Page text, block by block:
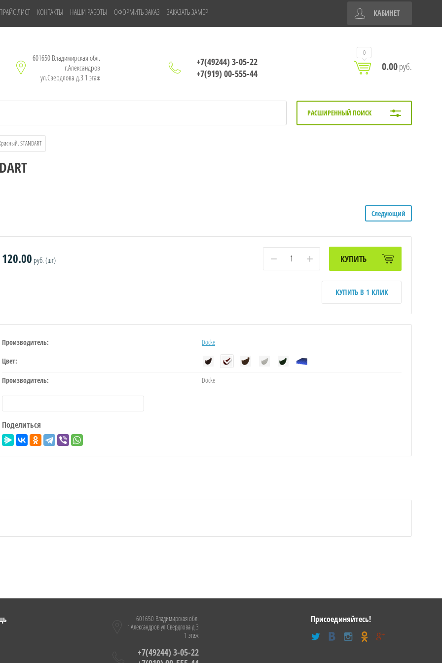
ЛИСТ КОНТАКТЫ НАШИ РАБОТЫ ОФОРМИТЬ ЗАКАЗ ЗАКАЗАТЬ ЗАМЕР КАБИНЕТ
601650 Владимирская обл.
г.Александров
ул.Свердлова д.3 1 этаж
+7(49244) 3-05-22
+7(919) 00-555-44
0
0.00руб.
РАСШИРЕННЫЙ ПОИСК
STANDART
Следующий
120.00 руб. (шт) − + КУПИТЬ
КУПИТЬ В 1 КЛИК
Производитель: Döcke
Цвет:
Производитель: Döcke
Поделиться
601650 Владимирская обл.
г.Александров ул.Свердлова д.3
1 этаж
+7(49244) 3-05-22
Присоединяйтесь!